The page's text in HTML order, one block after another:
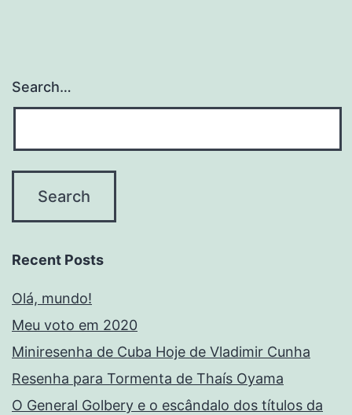
Search…
Recent Posts
Olá, mundo!
Meu voto em 2020
Miniresenha de Cuba Hoje de Vladimir Cunha
Resenha para Tormenta de Thaís Oyama
O General Golbery e o escândalo dos títulos da